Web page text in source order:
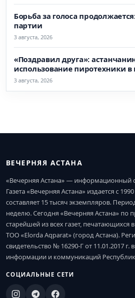
Борьба за голоса
партии
3 августа, 2026
«Поздравил друга»:
использование пиротехники в
3 августа, 2026
ВЕЧЕРНЯЯ АСТАНА
«Вечерняя Астана» — информационный
Газета «Вечерняя Астана» издается с
составляет 15 тысяч экземпляров.
неделю. Сегодня «Вечерняя Астана» по
старейшей из всех газет, печатающихся
ТОО «Elorda Aqparat» (город Астана).
свидетельство № 16290-Г от 11.01.2017
информации и коммуникаций
СОЦИАЛЬНЫЕ СЕТИ